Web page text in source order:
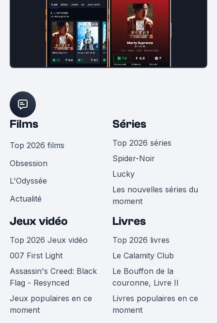
Films
Top 2026 films
Obsession
L'Odyssée
Actualité
Séries
Top 2026 séries
Spider-Noir
Lucky
Les nouvelles séries du
moment
Jeux vidéo
Top 2026 Jeux vidéo
007 First Light
Assassin's Creed: Black
Flag - Resynced
Jeux populaires en ce
moment
Livres
Top 2026 livres
Le Calamity Club
Le Bouffon de la
couronne, Livre II
Livres populaires en ce
moment